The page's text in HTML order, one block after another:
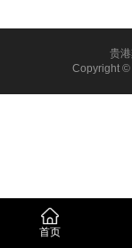
贵
Copyright ©
首页